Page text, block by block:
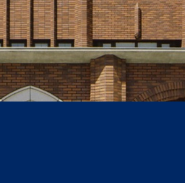
大学・短大以外の資料から請
専門学校の資料請求 大学院の資料請
大学入学共通テスト「受験案内」の請
大学入学共通テスト「受験上の配慮案